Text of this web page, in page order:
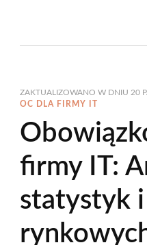
ZAKTUALIZOWANO W DNIU 20
OC DLA FIRMY IT
firmy IT:
statystyk